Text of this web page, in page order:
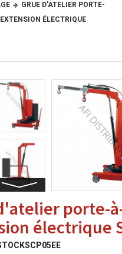
GRUE D'ATELIER PORTE-
ÉLECTRIQUE
porte-
électrique